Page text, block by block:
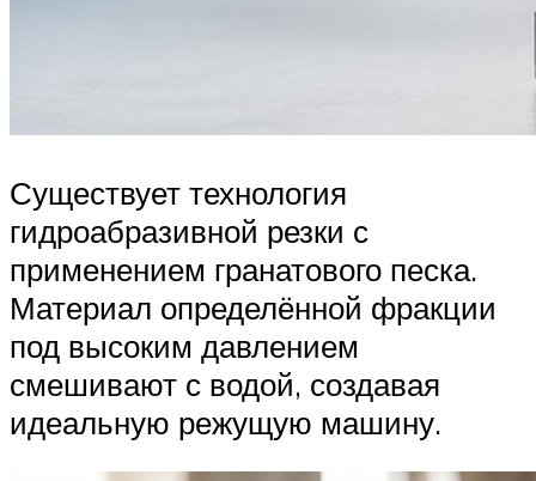
Существует технология
гидроабразивной резки с
применением гранатового песка.
Материал определённой фракции
под высоким давлением
смешивают с водой, создавая
идеальную режущую машину.